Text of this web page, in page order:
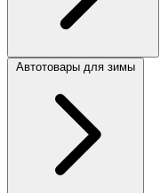
Автотовары для зимы